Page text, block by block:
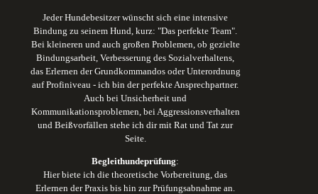
Jeder Hundebesitzer wünscht sich eine intensive
Bindung zu seinem Hund, kurz: "Das perfekte Team".
Bei kleineren und auch großen Problemen, ob gezielte
Bindungsarbeit, Verbesserung des Sozialverhaltens,
das Erlernen der Grundkommandos oder Unterordnung
auf Profiniveau - ich bin der perfekte Ansprechpartner.
Auch bei Unsicherheit und
Kommunikationsproblemen, bei Aggressionsverhalten
und Beißvorfällen stehe ich dir mit Rat und Tat zur
Seite.
Begleithundeprüfung:
Hier biete ich die theoretische Vorbereitung, das
Erlernen der Praxis bis hin zur Prüfungsabnahme an.